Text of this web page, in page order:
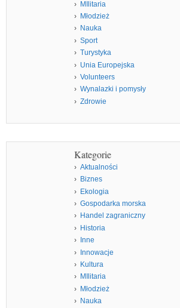
MIlitaria
Młodzież
Nauka
Sport
Turystyka
Unia Europejska
Volunteers
Wynalazki i pomysły
Zdrowie
Kategorie
Aktualności
Biznes
Ekologia
Gospodarka morska
Handel zagraniczny
Historia
Inne
Innowacje
Kultura
MIlitaria
Młodzież
Nauka